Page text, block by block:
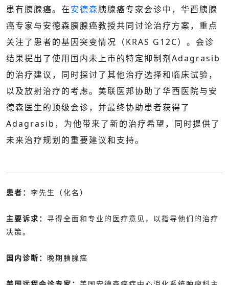
患有胰腺癌。在安德森胰腺癌专家会诊中，华西胰腺
癌专家与安德森胰腺癌教授共同讨论治疗方案，重点
关注了患者的基因突变情况（KRAS G12C）。会诊
结果提出了使用国内未上市的特定抑制剂Adagrasib
的治疗建议，同时探讨了其他治疗选择和临床试验，
以及放射治疗的考虑。美联医邦协助了华西医院与安
德森医生的顶级会诊，并最终协助患者获得了
Adagrasib，为他带来了新的治疗希望，同时提供了
未来治疗规划的重要建议和支持。
患者： 李先生（化名）
主要诉求： 寻得全面和专业的医疗意见，以指导他们的治疗
决策。
国内诊断 ： 晚期胰腺癌